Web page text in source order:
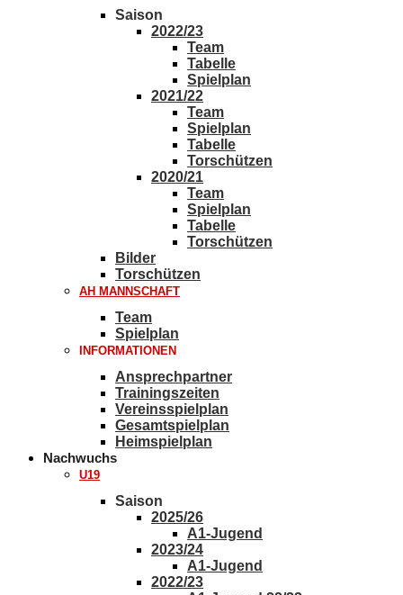
Saison
2022/23
Team
Tabelle
Spielplan
2021/22
Team
Spielplan
Tabelle
Torschützen
2020/21
Team
Spielplan
Tabelle
Torschützen
Bilder
Torschützen
AH MANNSCHAFT
Team
Spielplan
INFORMATIONEN
Ansprechpartner
Trainingszeiten
Vereinsspielplan
Gesamtspielplan
Heimspielplan
Nachwuchs
U19
Saison
2025/26
A1-Jugend
2023/24
A1-Jugend
2022/23